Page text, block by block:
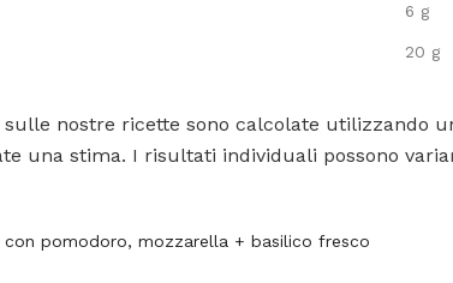
6 g
20 g
nostre ricette sono calcolate utilizzando
una stima. I risultati individuali possono
con pomodoro, mozzarella + basilico fresco